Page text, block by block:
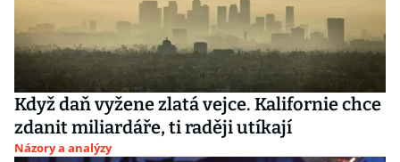
Když daň vyžene zlatá vejce. Kalifornie chce
zdanit miliardáře, ti raději utíkají
Názory a analýzy